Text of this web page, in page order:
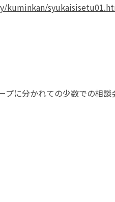
kuminkan/
プに分かれての少数での相談